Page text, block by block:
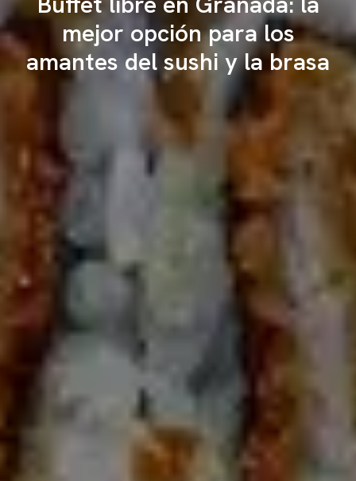
mejor opción para los
amantes del sushi y la brasa